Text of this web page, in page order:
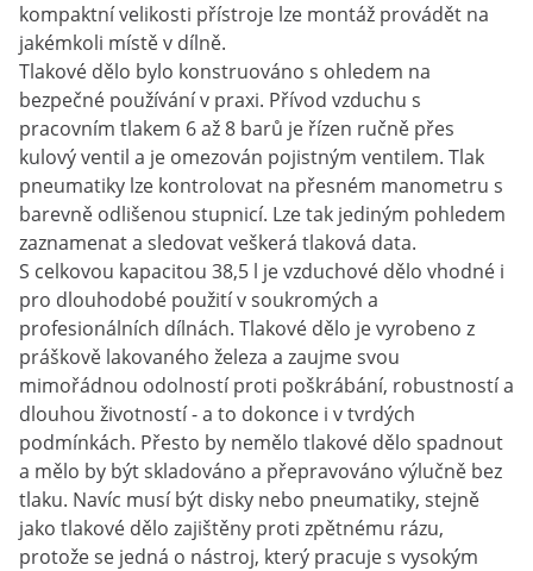
kompaktní velikosti přístroje lze montáž provádět na
jakémkoli místě v dílně.
Tlakové dělo bylo konstruováno s ohledem na
bezpečné používání v praxi. Přívod vzduchu s
pracovním tlakem 6 až 8 barů je řízen ručně přes
kulový ventil a je omezován pojistným ventilem. Tlak
pneumatiky lze kontrolovat na přesném manometru s
barevně odlišenou stupnicí. Lze tak jediným pohledem
zaznamenat a sledovat veškerá tlaková data.
S celkovou kapacitou 38,5 l je vzduchové dělo vhodné i
pro dlouhodobé použití v soukromých a
profesionálních dílnách. Tlakové dělo je vyrobeno z
práškově lakovaného železa a zaujme svou
mimořádnou odolností proti poškrábání, robustností a
dlouhou životností - a to dokonce i v tvrdých
podmínkách. Přesto by nemělo tlakové dělo spadnout
a mělo by být skladováno a přepravováno výlučně bez
tlaku. Navíc musí být disky nebo pneumatiky, stejně
jako tlakové dělo zajištěny proti zpětnému rázu,
protože se jedná o nástroj, který pracuje s vysokým